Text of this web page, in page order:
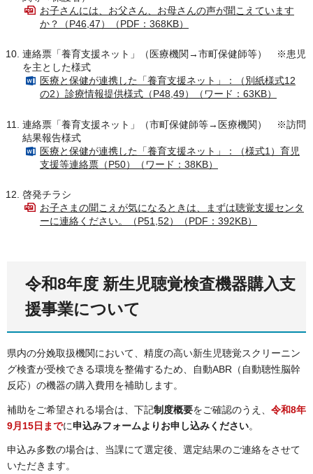
お子さんには、お父さん、お母さんの声が聞こえています
か？（P46,47）（PDF：368KB）
連絡票「養育支援ネット」（医療機関→市町保健師等） ※患児
を主とした様式
医療と保健が連携した「養育支援ネット」：（別紙様式12
の2）診療情報提供様式（P48,49）（ワード：63KB）
連絡票「養育支援ネット」（市町保健師等→医療機関） ※訪問
結果報告様式
医療と保健が連携した「養育支援ネット」：（様式1）育児
支援等連絡票（P50）（ワード：38KB）
啓発チラシ
お子さまの聞こえが気になるときは、まずは聴覚支援センタ
ーに連絡ください。（P51,52）（PDF：392KB）
令和8年度 新生児聴覚検査機器購入支
援事業について
県内の分娩取扱機関において、精度の高い新生児聴覚スクリーニン
グ検査が受検できる環境を整備するため、自動ABR（自動聴性脳幹
反応）の機器の購入費用を補助します。
補助をご希望される場合は、下記制度概要をご確認のうえ、 令和8年
9月15日 までに申込みフォームよりお申し込みください。
申込み多数の場合は、当課にて選定後、選定結果のご連絡をさせて
いただきます。